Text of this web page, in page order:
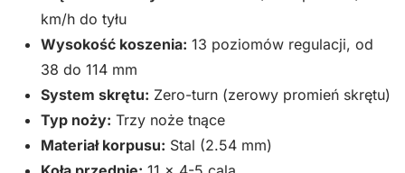
km/h do tyłu
Wysokość koszenia: 13 poziomów regulacji, od
38 do 114 mm
System skrętu: Zero-turn (zerowy promień skrętu)
Typ noży: Trzy noże tnące
Materiał korpusu: Stal (2.54 mm)